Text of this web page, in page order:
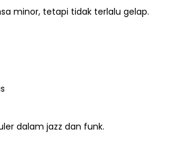
minor, tetapi tidak terlalu gelap.
dalam jazz dan funk.